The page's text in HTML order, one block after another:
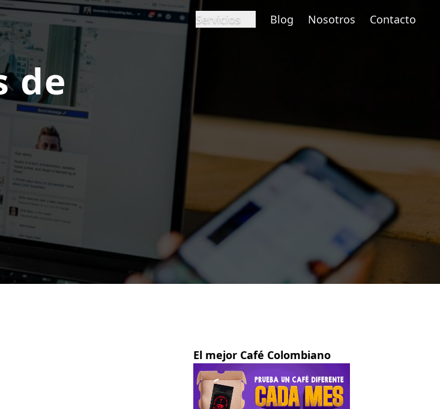
Servicios Blog Nosotros Contacto
de
El mejor Café Colombiano